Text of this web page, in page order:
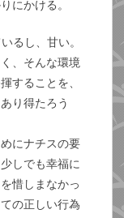
にかける。
るし、甘い。
、そんな環境
することを、
り得たろう
にナチスの要
しでも幸福に
惜しまなかっ
の正しい行為